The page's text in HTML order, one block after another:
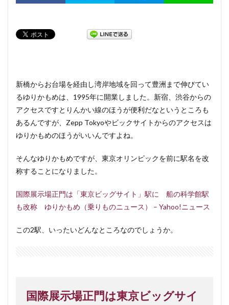
新橋からお台場を経由し湾岸地域を回って豊洲まで伸びてい
るゆりかもめは、1995年に開業しました。新宿、渋谷からの
アクセスですとりんかい線のほうが便利だなというところも
あるんですが、Zepp Tokyoやビックサイトからのアクセスは
ゆりかもめのほうがいいんですよね。
そんなゆりかもめですが、東京オリンピックを前に駅名を改
称することになりました。
国際展示場正門は「東京ビッグサイト」駅に 船の科学館駅
も改称 ゆりかもめ（乗りものニュース） – Yahoo!ニュース
この2駅、いったいどんなところなのでしょうか。
国際展示場正門は東京ビッグサイ